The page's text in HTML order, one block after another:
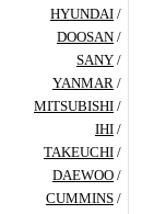
HYUNDAI /
DOOSAN /
SANY /
YANMAR /
MITSUBISHI /
IHI /
TAKEUCHI /
DAEWOO /
CUMMINS /